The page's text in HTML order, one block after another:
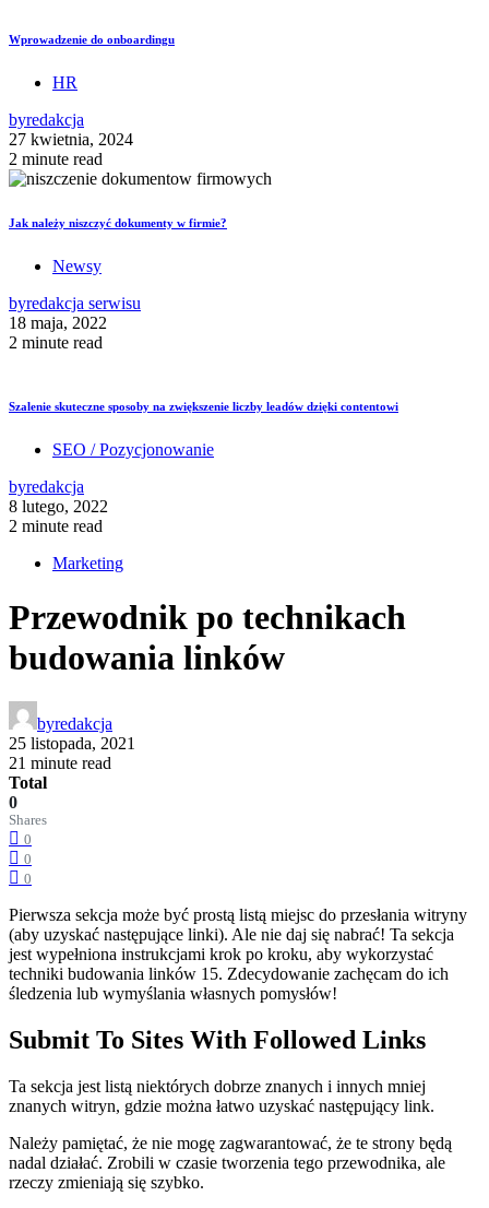
Wprowadzenie do onboardingu
HR
byredakcja
27 kwietnia, 2024
2 minute read
Jak należy niszczyć dokumenty w firmie?
Newsy
byredakcja serwisu
18 maja, 2022
2 minute read
Szalenie skuteczne sposoby na zwiększenie liczby leadów dzięki contentowi
SEO / Pozycjonowanie
byredakcja
8 lutego, 2022
2 minute read
Marketing
Przewodnik po technikach
budowania linków
byredakcja
25 listopada, 2021
21 minute read
Total
0
Shares
0
0
0
Pierwsza sekcja może być prostą listą miejsc do przesłania witryny
(aby uzyskać następujące linki). Ale nie daj się nabrać! Ta sekcja
jest wypełniona instrukcjami krok po kroku, aby wykorzystać
techniki budowania linków 15. Zdecydowanie zachęcam do ich
śledzenia lub wymyślania własnych pomysłów!
Submit To Sites With Followed Links
Ta sekcja jest listą niektórych dobrze znanych i innych mniej
znanych witryn, gdzie można łatwo uzyskać następujący link.
Należy pamiętać, że nie mogę zagwarantować, że te strony będą
nadal działać. Zrobili w czasie tworzenia tego przewodnika, ale
rzeczy zmieniają się szybko.